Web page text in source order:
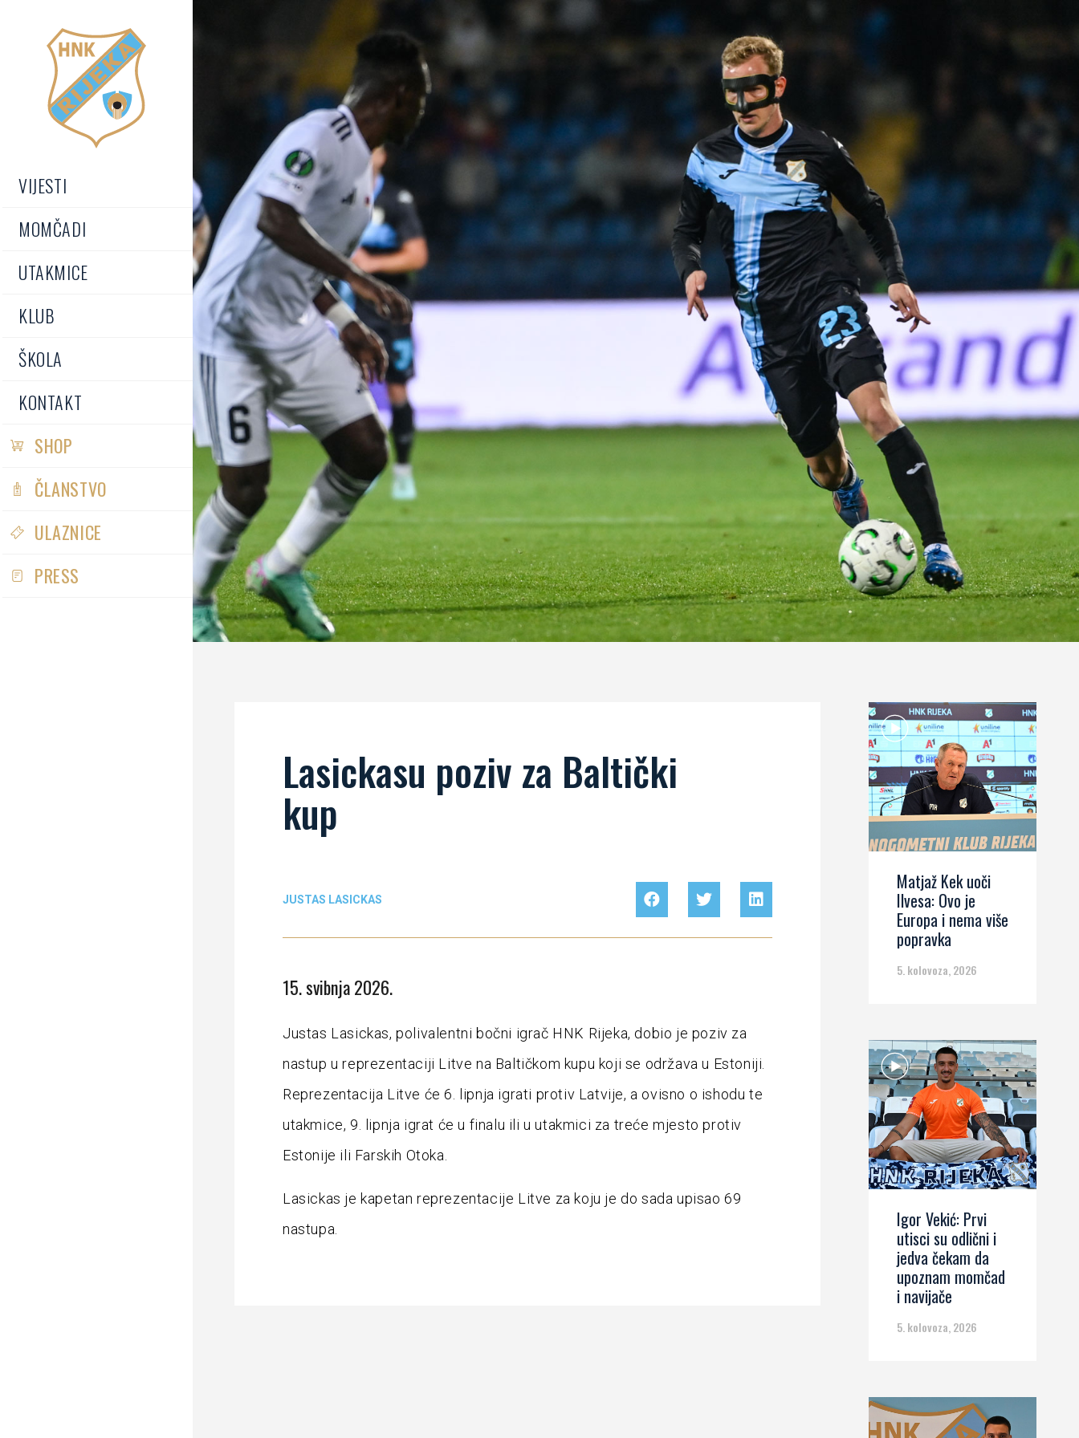
VIJESTI
MOMČADI
UTAKMICE
KLUB
ŠKOLA
KONTAKT
SHOP
ČLANSTVO
ULAZNICE
PRESS
Lasickasu poziv za Baltički
kup
JUSTAS LASICKAS
15. svibnja 2026.
Justas Lasickas, polivalentni bočni igrač HNK Rijeka, dobio je poziv za
nastup u reprezentaciji Litve na Baltičkom kupu koji se održava u Estoniji.
Reprezentacija Litve će 6. lipnja igrati protiv Latvije, a ovisno o ishodu te
utakmice, 9. lipnja igrat će u finalu ili u utakmici za treće mjesto protiv
Estonije ili Farskih Otoka.
Lasickas je kapetan reprezentacije Litve za koju je do sada upisao 69
nastupa.
Matjaž Kek uoči
Ilvesa: Ovo je
Europa i nema više
popravka
5. kolovoza, 2026
Igor Vekić: Prvi
utisci su odlični i
jedva čekam da
upoznam momčad
i navijače
5. kolovoza, 2026